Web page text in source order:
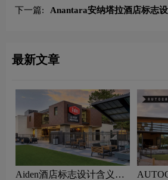
下一篇:
Anantara安纳塔拉酒店标志
最新文章
Aiden酒店标志设计含义及